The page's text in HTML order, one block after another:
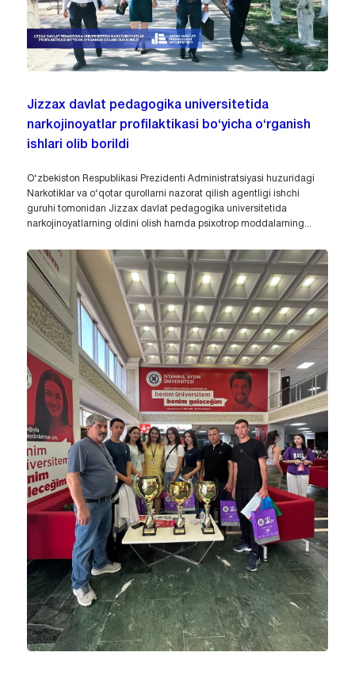
Jizzax davlat pedagogika universitetida
narkojinoyatlar profilaktikasi bo‘yicha o‘rganish
ishlari olib borildi
O‘zbekiston Respublikasi Prezidenti Administratsiyasi huzuridagi
Narkotiklar va o‘qotar qurollarni nazorat qilish agentligi ishchi
guruhi tomonidan Jizzax davlat pedagogika universitetida
narkojinoyatlarning oldini olish hamda psixotrop moddalarning...